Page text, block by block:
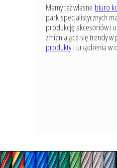
Mamy też własne biuro
park specjalistycznych
produkcję akcesoriów i
zmieniające się trendy
produktyi urządzenia w